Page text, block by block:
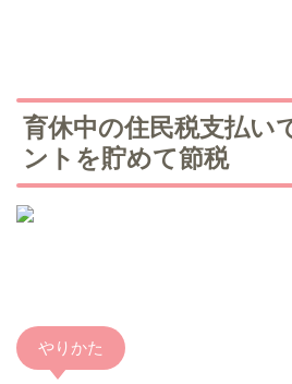
育休中の住民税支払い
ントを貯めて節税
やりかた